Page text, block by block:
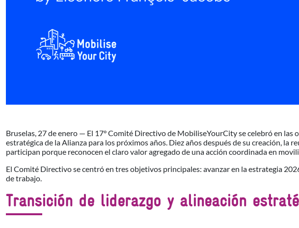
Bruselas, 27 de enero — El 17° Comité Directivo de MobiliseYourCity se celebró en
estratégica de la Alianza para los próximos años. Diez años después de su creación,
participan porque reconocen el claro valor agregado de una acción coordinada en
El Comité Directivo se centró en tres objetivos principales: avanzar en la estrategia
de trabajo.
Transición de liderazgo y alineación